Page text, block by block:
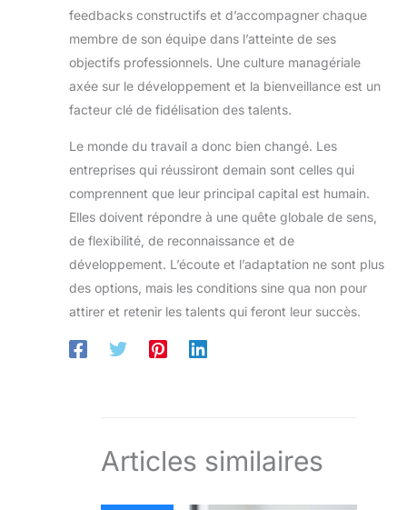
feedbacks constructifs et d’accompagner chaque
membre de son équipe dans l’atteinte de ses
objectifs professionnels. Une culture managériale
axée sur le développement et la bienveillance est un
facteur clé de fidélisation des talents.
Le monde du travail a donc bien changé. Les
entreprises qui réussiront demain sont celles qui
comprennent que leur principal capital est humain.
Elles doivent répondre à une quête globale de sens,
de flexibilité, de reconnaissance et de
développement. L’écoute et l’adaptation ne sont plus
des options, mais les conditions sine qua non pour
attirer et retenir les talents qui feront leur succès.
Articles similaires